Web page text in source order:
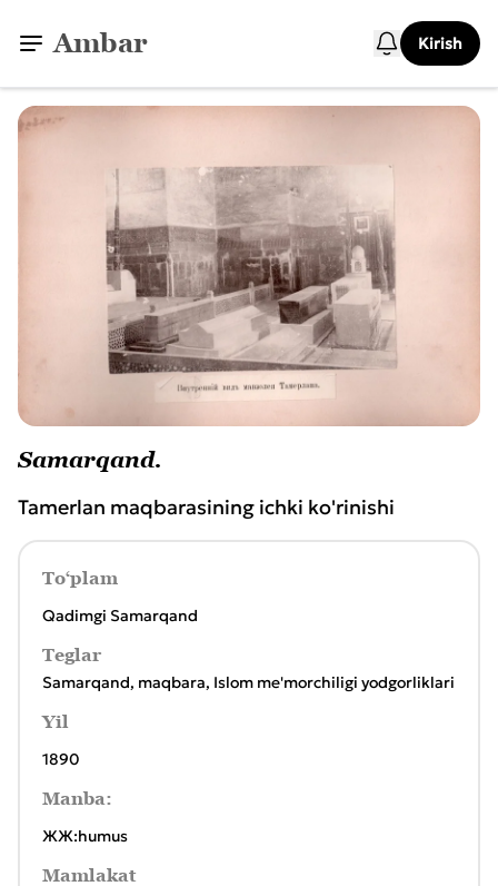
Ambar Kirish
Samarqand.
Tamerlan maqbarasining ichki ko'rinishi
To‘plam
Qadimgi Samarqand
Teglar
Samarqand, maqbara, Islom me'morchiligi yodgorliklari
Yil
1890
Manba:
ЖЖ:humus
Mamlakat